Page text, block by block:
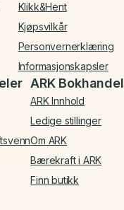
Klikk&Hent
Kjøpsvilkår
Personvernerklæring
Informasjonskapsler
ARK Bokhandel
ARK Innhold
Ledige stillinger
Om ARK
Bærekraft i ARK
Finn butikk